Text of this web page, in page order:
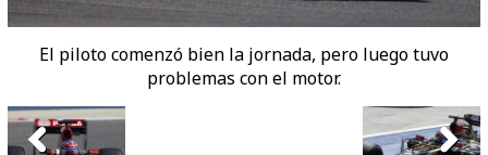
El piloto comenzó bien la jornada, pero luego tuvo
problemas con el motor.